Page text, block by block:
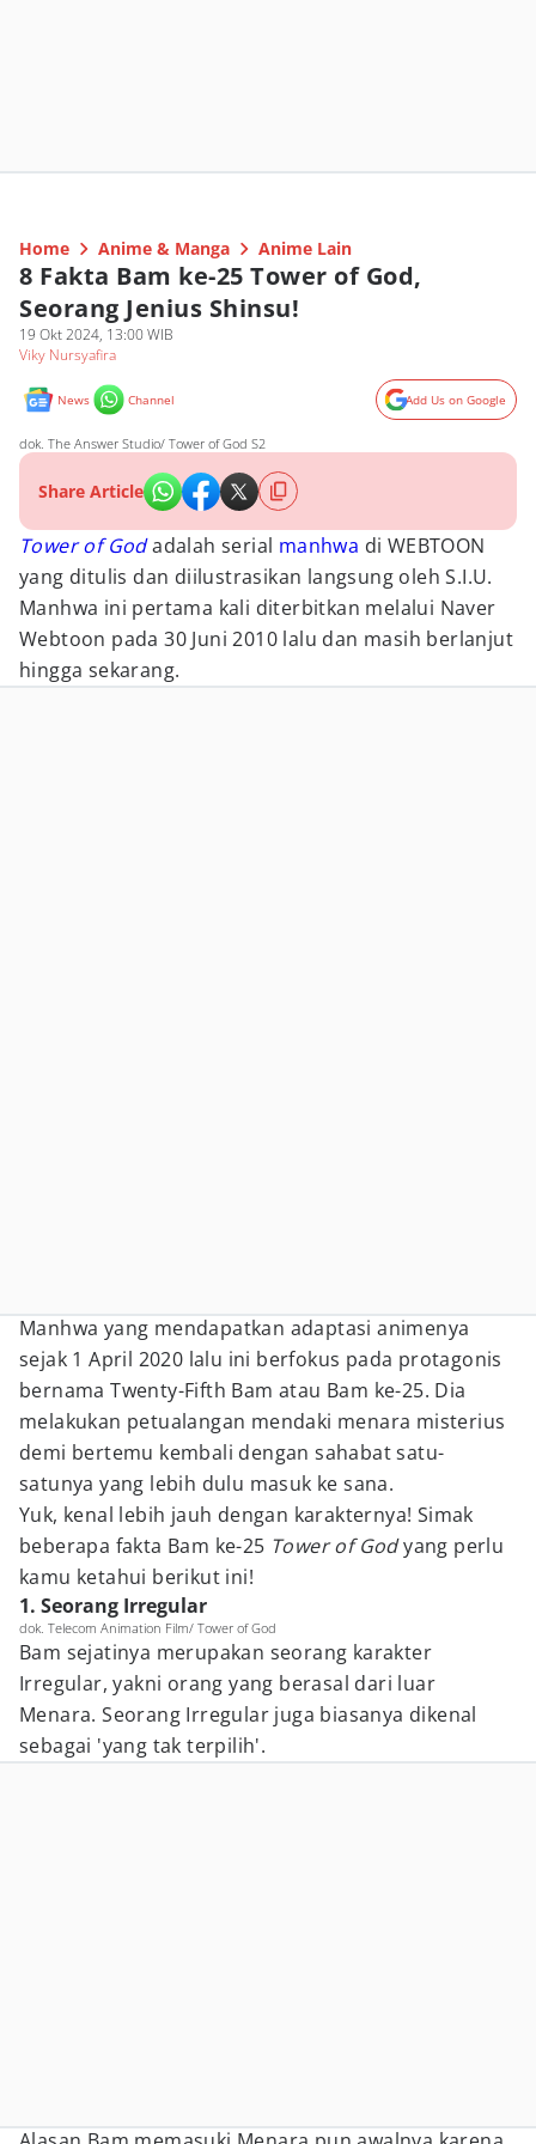
Home Anime & Manga Anime Lain
8 Fakta Bam ke-25 Tower of God,
Seorang Jenius Shinsu!
19 Okt 2024, 13:00 WIB
Viky Nursyafira
News Channel Add Us on Google
dok. The Answer Studio/ Tower of God S2
Share Article
Tower of God adalah serial manhwa di WEBTOON
yang ditulis dan diilustrasikan langsung oleh S.I.U.
Manhwa ini pertama kali diterbitkan melalui Naver
Webtoon pada 30 Juni 2010 lalu dan masih berlanjut
hingga sekarang.
Manhwa yang mendapatkan adaptasi animenya
sejak 1 April 2020 lalu ini berfokus pada protagonis
bernama Twenty-Fifth Bam atau Bam ke-25. Dia
melakukan petualangan mendaki menara misterius
demi bertemu kembali dengan sahabat satu-
satunya yang lebih dulu masuk ke sana.
Yuk, kenal lebih jauh dengan karakternya! Simak
beberapa fakta Bam ke-25 Tower of Godyang perlu
kamu ketahui berikut ini!
1. Seorang Irregular
dok. Telecom Animation Film/ Tower of God
Bam sejatinya merupakan seorang karakter
Irregular, yakni orang yang berasal dari luar
Menara. Seorang Irregular juga biasanya dikenal
sebagai 'yang tak terpilih'.